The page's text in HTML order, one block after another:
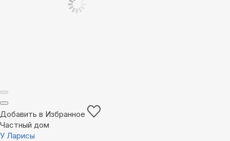
Добавить в Избранное
Частный дом
У Ларисы